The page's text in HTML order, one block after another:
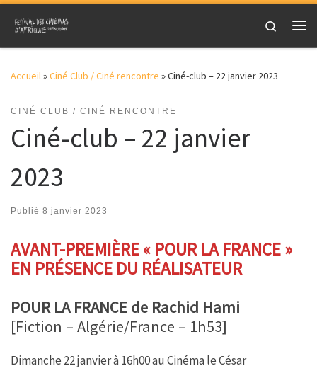
Skip to content
Search
Accueil»Ciné Club / Ciné rencontre »Ciné-club – 22 janvier 2023
CINÉ CLUB / CINÉ RENCONTRE
Ciné-club – 22 janvier
2023
Publié 8 janvier 2023
AVANT-PREMIÈRE « POUR LA FRANCE »
EN PRÉSENCE DU RÉALISATEUR
POUR LA FRANCE de Rachid Hami
[Fiction – Algérie/France – 1h53]
Dimanche 22 janvier à 16h00 au Cinéma le César